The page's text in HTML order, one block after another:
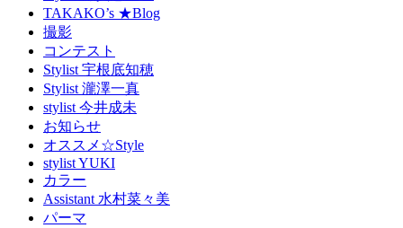
TAKAKO’s ★Blog
撮影
コンテスト
Stylist 宇根底知穂
Stylist 瀧澤一真
stylist 今井成未
お知らせ
オススメ☆Style
stylist YUKI
カラー
Assistant 水村菜々美
パーマ